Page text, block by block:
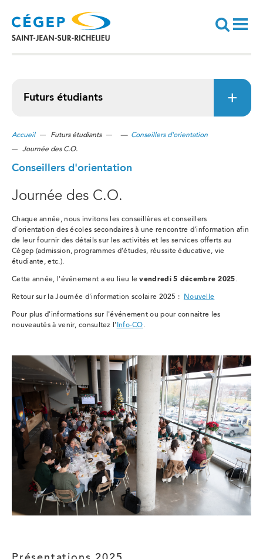
contenu
principal
Recherche
Futurs étudiants
Accueil Futurs étudiants — Conseillers d'orientation
Journée des C.O.
Conseillers d'orientation
Journée des C.O.
Chaque année, nous invitons les conseillères et conseillers
d’orientation des écoles secondaires à une rencontre d’information afin
de leur fournir des détails sur les activités et les services offerts au
Cégep (admission, programmes d’études, réussite éducative, vie
étudiante, etc.).
Cette année, l'événement a eu lieu levendredi 5 décembre 2025.
Retour sur laJournée d'information scolaire 2025 : Nouvelle
Pour plus d'informations sur l'événement ou pour connaitre les
nouveautés à venir, consultez l’ Info-CO.